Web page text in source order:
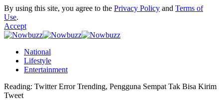
By using this site, you agree to the Privacy Policy and Terms of
Use.
Accept
National
Lifestyle
Entertainment
Reading: Twitter Error Trending, Pengguna Sempat Tak Bisa Kirim
Tweet